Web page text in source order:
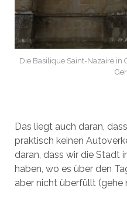
Die Basilique Saint-Nazaire in
Das liegt auch daran,
praktisch keinen
daran, dass wir die Stadt
haben, wo es über den
aber nicht überfüllt (gehe